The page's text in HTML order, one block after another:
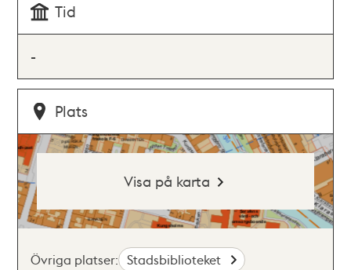
Tid
-
Plats
Visa på karta
Övriga platser: Stadsbiblioteket